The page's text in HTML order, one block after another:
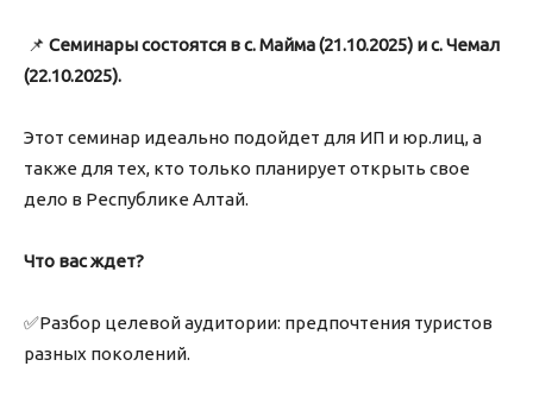
📌 Семинары состоятся в с. Майма (21.10.2025) и с. Чемал
(22.10.2025).
Этот семинар идеально подойдет для ИП и юр.лиц, а
также для тех, кто только планирует открыть свое
дело в Республике Алтай.
Что вас ждет?
✅Разбор целевой аудитории: предпочтения туристов
разных поколений.